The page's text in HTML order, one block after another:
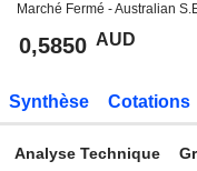
Marché Fermé -Australian
0,5850 AUD
Synthèse Cotations
Analyse Technique